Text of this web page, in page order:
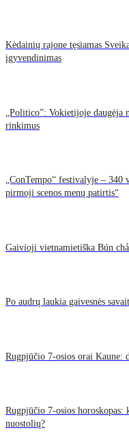
Kėdainių rajone tęsiamas
įgyvendinimas
„Politico”: Vokietijoje daugėja
rinkimus
„ConTempo“ festivalyje –
pirmoji scenos menų patirtis“
Gaivioji vietnamietiška Bún
Po audrų laukia gaivesnės
Rugpjūčio 7-osios orai Kaune:
Rugpjūčio 7-osios horoskopas:
nuostolių?